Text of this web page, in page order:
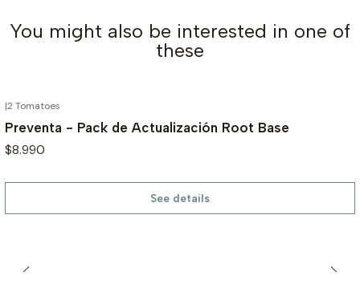
You might also be interested in one of
these
|2 Tomatoes
Preventa - Pack de Actualización Root Base
$8.990
See details